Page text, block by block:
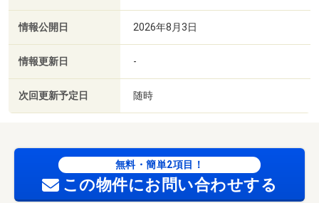
情報公開日 2026年8月3日
情報更新日 -
次回更新予定日 随時
無料・簡単2項目！
この物件にお問い合わせする